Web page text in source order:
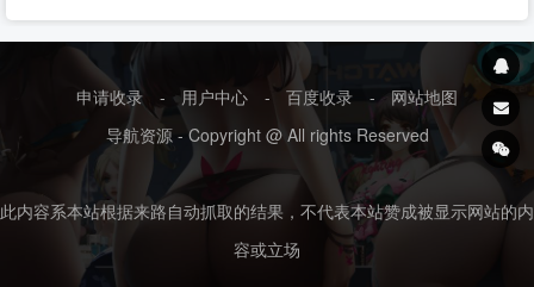
申请收录 - 用户中心 - 百度收录 -
网站地图
导航资源 - Copyright @ All rights Reserved
此内容系本站根据来路自动抓取的结果，不代表本站赞成被显示网站的内
容或立场